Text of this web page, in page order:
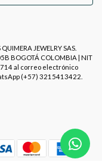
JEWELRY SAS.
BOGOTÁ COLOMBIA | NIT
al correo electrónico
(+57) 3215413422.